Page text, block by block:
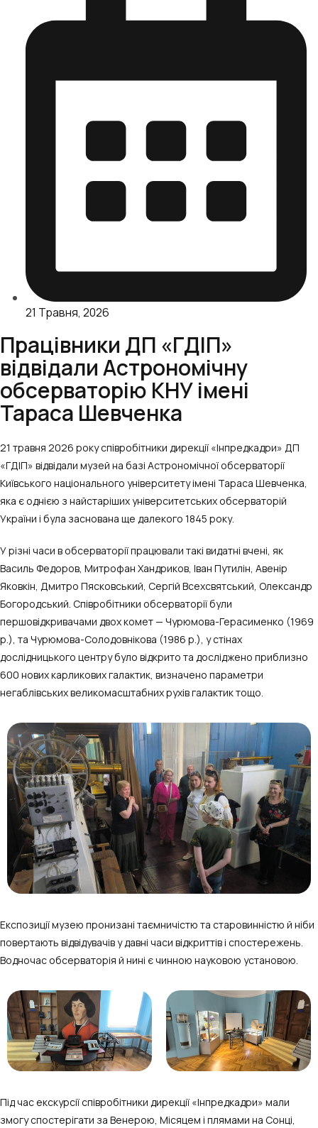
21 Травня, 2026
Працівники ДП «ГДІП»
відвідали Астрономічну
обсерваторію КНУ імені
Тараса Шевченка
21 травня 2026 року співробітники дирекції «Інпредкадри» ДП
«ГДІП» відвідали музей на базі Астрономічної обсерваторії
Київського національного університету імені Тараса Шевченка,
яка є однією з найстаріших університетських обсерваторій
України і була заснована ще далекого 1845 року.
У різні часи в обсерваторії працювали такі видатні вчені, як
Василь Федоров, Митрофан Хандриков, Іван Путилін, Авенір
Яковкін, Дмитро Пясковський, Сергій Всехсвятський, Олександр
Богородський. Співробітники обсерваторії були
першовідкривачами двох комет— Чурюмова-Герасименко (1969
р.), та Чурюмова-Солодовнікова (1986 р.), у стінах
дослідницького центру було відкрито та досліджено приблизно
600 нових карликових галактик, визначено параметри
негаблівських великомасштабних рухів галактик тощо.
Експозиції музею пронизані таємничістю та старовинністю й ніби
повертають відвідувачів у давні часи відкриттів і спостережень.
Водночас обсерваторія й нині є чинною науковою установою.
Під час екскурсії співробітники дирекції «Інпредкадри» мали
змогу спостерігати за Венерою, Місяцем і плямами на Сонці,